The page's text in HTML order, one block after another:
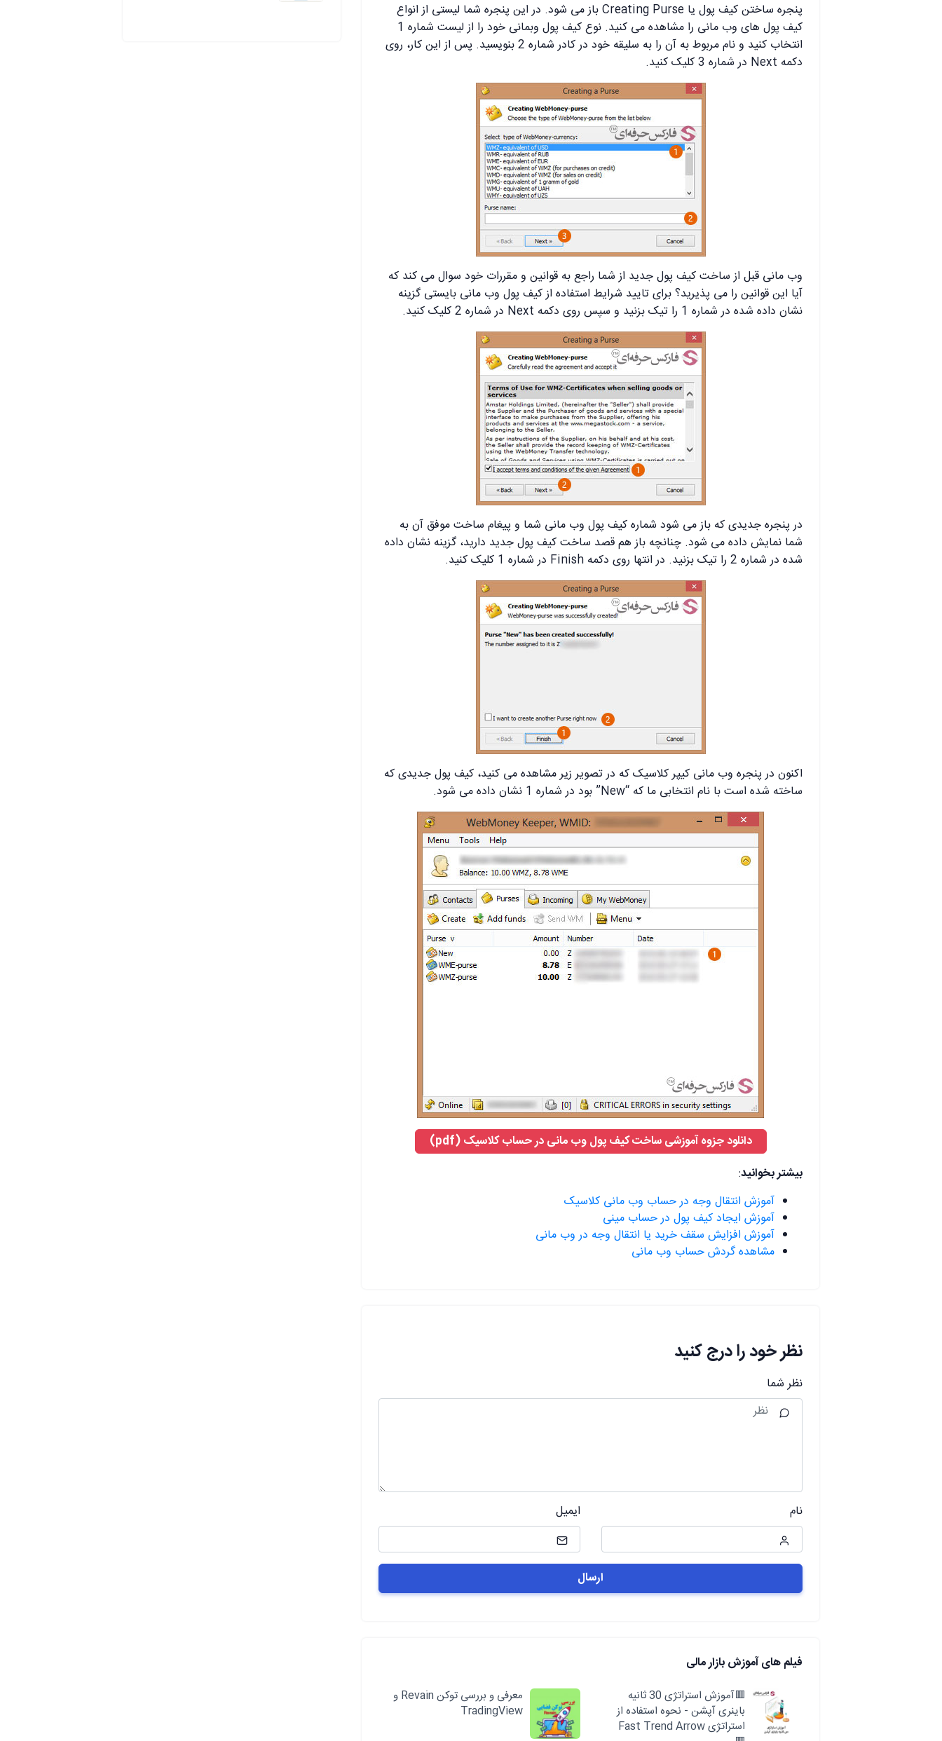
پنجره ساختن کیف پول یا Creating Purse باز می شود. در این پنجره شما لیستی از انواع
کیف پول های وب مانی را مشاهده می کنید. نوع کیف پول وبمانی خود را از لیست شماره 1
انتخاب کنید و نام مربوط به آن را به سلیقه خود در کادر شماره 2 بنویسید. پس از این کار، روی
دکمه Next در شماره 3 کلیک کنید.
وب مانی قبل از ساخت کیف پول جدید از شما راجع به قوانین و مقررات خود سوال می کند که
آیا این قوانین را می پذیرید؟ برای تایید شرایط استفاده از کیف پول وب مانی بایستی گزینه
نشان داده شده در شماره 1 را تیک بزنید و سپس روی دکمه Next در شماره 2 کلیک کنید.
در پنجره جدیدی که باز می شود شماره کیف پول وب مانی شما و پیغام ساخت موفق آن به
شما نمایش داده می شود. چنانچه باز هم قصد ساخت کیف پول جدید دارید، گزینه نشان داده
شده در شماره 2 را تیک بزنید. در انتها روی دکمه Finish در شماره 1 کلیک کنید.
اکنون در پنجره وب مانی کیپر کلاسیک که در تصویر زیر مشاهده می کنید، کیف پول جدیدی که
ساخته شده است با نام انتخابی ما که “New” بود در شماره 1 نشان داده می شود.
دانلود جزوه آموزشی ساخت کیف پول وب مانی در حساب کلاسیک (pdf)
بیشتر بخوانید:
آموزش انتقال وجه در حساب وب مانی کلاسیک
آموزش ایجاد کیف پول در حساب مینی
آموزش افزایش سقف خرید یا انتقال وجه در وب مانی
مشاهده گردش حساب وب مانی
نظر خود را درج کنید
نظر شما
نام ایمیل
فیلم های آموزش بازار مالی
🟥آموزش استراتژی 30 ثانیه
باینری آپشن - نحوه استفاده از
استراتژی Fast Trend Arrow
معرفی و بررسی توکن Revain و
TradingView